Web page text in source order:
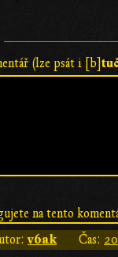
(lze psát i [b]
na tento
v6ak Čas: